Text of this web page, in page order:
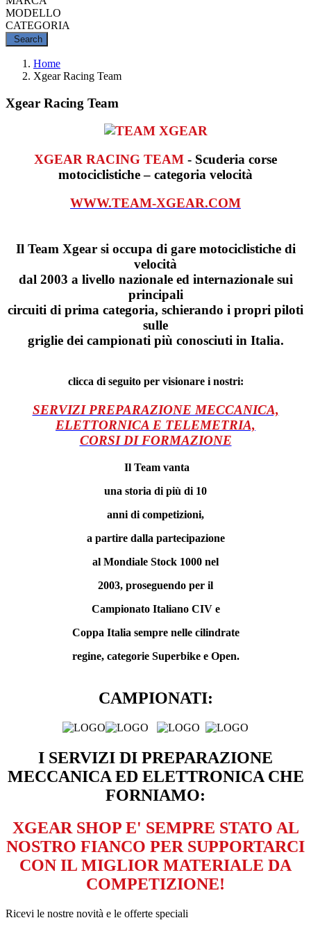
MODELLO
CATEGORIA
Search
Home
Xgear Racing Team
Xgear Racing Team
XGEAR RACING TEAM - Scuderia corse
motociclistiche – categoria velocità
WWW.TEAM-XGEAR.COM
Il Team Xgear si occupa di gare motociclistiche di
velocità
dal 2003 a livello nazionale ed internazionale sui
principali
circuiti di prima categoria, schierando i propri piloti
sulle
griglie dei campionati più conosciuti in Italia.
clicca di seguito per visionare i nostri:
SERVIZI PREPARAZIONE MECCANICA,
ELETTORNICA E TELEMETRIA,
CORSI DI FORMAZIONE
Il Team vanta
una storia di più di 10
anni di competizioni,
a partire dalla partecipazione
al Mondiale Stock 1000 nel
2003, proseguendo per il
Campionato Italiano CIV e
Coppa Italia sempre nelle cilindrate
regine, categorie Superbike e Open.
CAMPIONATI:
I SERVIZI DI PREPARAZIONE
MECCANICA ED ELETTRONICA CHE
FORNIAMO:
XGEAR SHOP E' SEMPRE STATO AL
NOSTRO FIANCO PER SUPPORTARCI
CON IL MIGLIOR MATERIALE DA
COMPETIZIONE!
Ricevi le nostre novità e le offerte speciali